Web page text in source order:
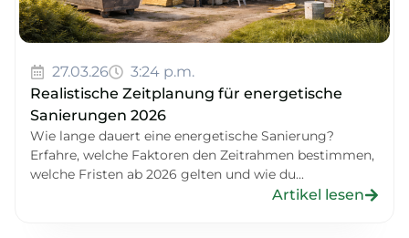
27.03.26
3:24 p.m.
Realistische Zeitplanung für energetische
Sanierungen 2026
Wie lange dauert eine energetische Sanierung?
Erfahre, welche Faktoren den Zeitrahmen bestimmen,
welche Fristen ab 2026 gelten und wie du...
Artikel lesen